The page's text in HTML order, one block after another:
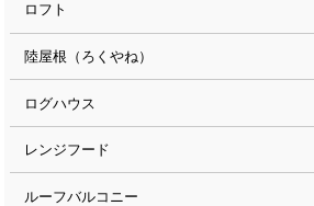
ロフト
陸屋根（ろくやね）
ログハウス
レンジフード
ルーフバルコニー